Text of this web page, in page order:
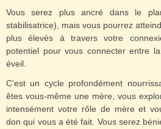
Vous serez plus ancré dans le
stabilisatrice), mais vous pourrez
plus élevés à travers votre
potentiel pour vous connecter entre
éveil.
C’est un cycle profondément
êtes vous-même une mère, vous
intensément votre rôle de mère et
don qui vous a été fait. Vous serez